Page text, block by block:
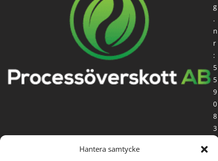
Hantera samtycke
g
.
n
r
:
5
5
9
0
8
3